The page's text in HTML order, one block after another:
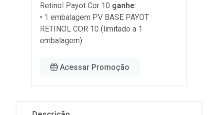
Retinol Payot Cor 10 ganhe:
• 1 embalagem PV BASE PAYOT
RETINOL COR 10 (limitado a 1
embalagem)
Acessar Promoção